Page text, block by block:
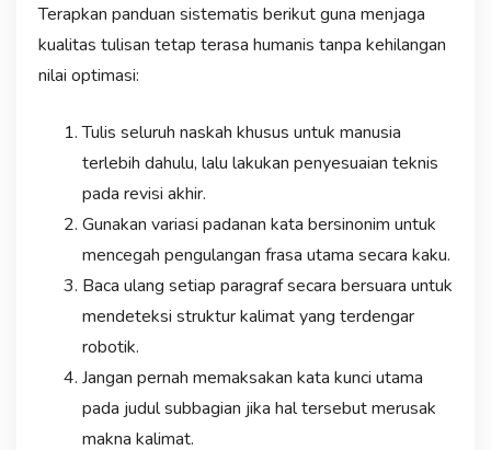
Terapkan panduan sistematis berikut guna menjaga
kualitas tulisan tetap terasa humanis tanpa kehilangan
nilai optimasi:
Tulis seluruh naskah khusus untuk manusia
terlebih dahulu, lalu lakukan penyesuaian teknis
pada revisi akhir.
Gunakan variasi padanan kata bersinonim untuk
mencegah pengulangan frasa utama secara kaku.
Baca ulang setiap paragraf secara bersuara untuk
mendeteksi struktur kalimat yang terdengar
robotik.
Jangan pernah memaksakan kata kunci utama
pada judul subbagian jika hal tersebut merusak
makna kalimat.